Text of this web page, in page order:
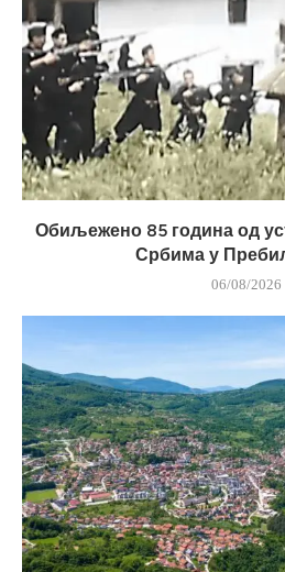
Обиљежено 85 година од
Србима у
06/08/2026